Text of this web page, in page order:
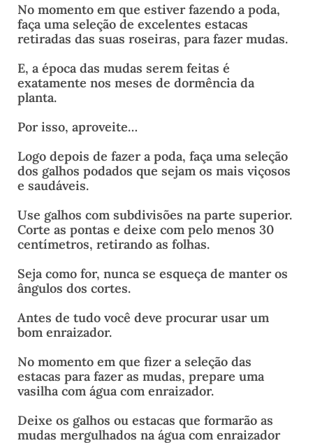
No momento em que estiver fazendo a poda,
faça uma seleção de excelentes estacas
retiradas das suas roseiras, para fazer mudas.
E, a época das mudas serem feitas é
exatamente nos meses de dormência da
planta.
Por isso, aproveite…
Logo depois de fazer a poda, faça uma seleção
dos galhos podados que sejam os mais viçosos
e saudáveis.
Use galhos com subdivisões na parte superior.
Corte as pontas e deixe com pelo menos 30
centímetros, retirando as folhas.
Seja como for, nunca se esqueça de manter os
ângulos dos cortes.
Antes de tudo você deve procurar usar um
bom enraizador.
No momento em que fizer a seleção das
estacas para fazer as mudas, prepare uma
vasilha com água com enraizador.
Deixe os galhos ou estacas que formarão as
mudas mergulhados na água com enraizador